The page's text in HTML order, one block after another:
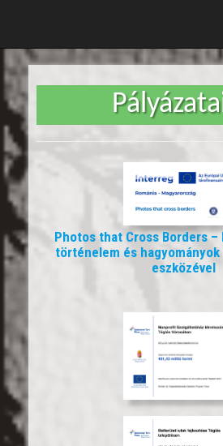
Photos that Cross Borders –
történelem és
eszközével